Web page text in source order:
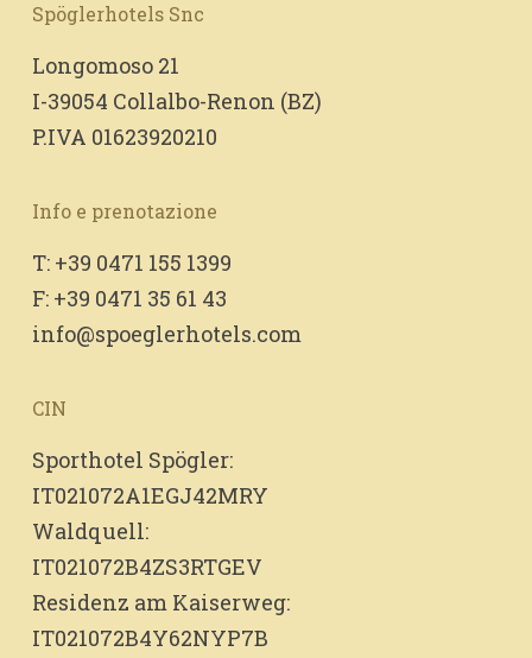
Spöglerhotels Snc
Longomoso 21
I-39054 Collalbo-Renon (BZ)
P.IVA 01623920210
Info e prenotazione
T: +39 0471 155 1399
F: +39 0471 35 61 43
info@spoeglerhotels.com
CIN
Sporthotel Spögler:
IT021072A1EGJ42MRY
Waldquell:
IT021072B4ZS3RTGEV
Residenz am Kaiserweg:
IT021072B4Y62NYP7B